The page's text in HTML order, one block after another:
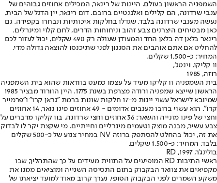
השמפניה הראשון בעולם. היינות של רינאר, המכילים אחוזים גבוהים של
ענבי שרדונה, הם קלילים ואלגנטיים ברובם. דום רינאר, יין הדגל של הבית,
נעשה מענבי שרדונה בלבד, שגדלו בחלקות איכותיות ונבחרו בקפידה. גם
כאן מבטיחים היצרנים צבע זהוב וניחוחות הדרים, לחם קלוי ומינרלים.
רינאר בלאן דה בלאן החד והמעודן שעולה רק 490 שקלים, יכול לעזור לכם
להחליט אם אתם אוהבים את הסגנון לפני שתיכנסו להוצאה גדולה מדי.
המחיר: כ-1,500 שקלים.
וו קליקו, וינטג',
רוזה, 1985
בית השמפניה וו קליקו מעיד על עצמו כמעט בוודאות שהוא בית השמפניה
הראשון שייצא שמפניה ורודה מצרפת בשנת 1775. היין הוורוד מבציר 1985
שמיובא לישראל עשוי יינות מ-17 חלקות שונות ברמת "גראן קרו" ו"פרמייר
קרו". הוא עשוי ברובו מענבים אדומים - 49 אחוזים פינו נואר, 14 אחוזים
וחצי של פינו מונייה והשאר: 36 אחוזים וחצי שרדונה. בוו קליקו מדברים על
צבע עשיר, מבנה מוצק וטעמים מינרליים וחייתיים. מי שקצת יקר לו לבדוק
את זה, יכול בהחלט להסתפק ברוזה NV במחיר צנוע של כ-500 שקלים
בלבד. המחיר: כ-1,500 שקלים.
בולינג'ר, RD ,1997
ראשי התיבות RD המופיעים על התווית מעידים על כך שהתהליך, שבו
מקפיאים את צוואר הבקבוק בתום התסיסה השנייה ומוציאים ממנו את
משקע השמרים לפני הבקבוק הסופי, נערך קרוב מאוד למועד יציאתו של